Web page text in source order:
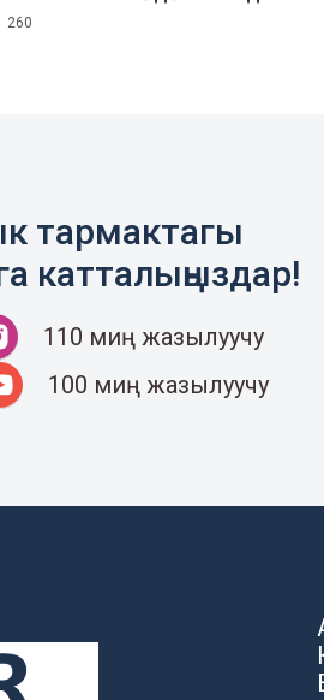
260
тармактагы
катталыңыздар!
110 миң жазылуучу
100 миң жазылуучу